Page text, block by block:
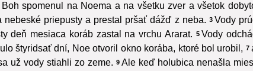
spomenul na Noema a na všetku zver a všetok
priepusty a prestal pršať dážď z neba. 3 Vody
deň mesiaca koráb zastal na vrchu Ararat. 5 Vody
štyridsať dní, Noe otvoril okno korába, ktoré bol urobil, 7
už vody stiahli zo zeme. 9 Ale keď holubica nenašla